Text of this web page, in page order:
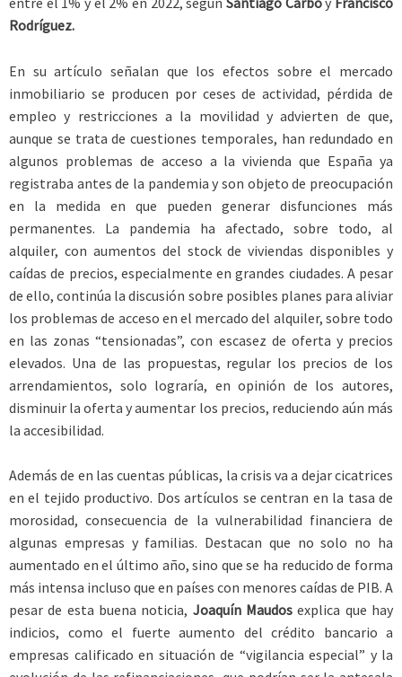
Rodríguez.
En su artículo señalan que los efectos sobre el mercado
inmobiliario se producen por ceses de actividad, pérdida de
empleo y restricciones a la movilidad y advierten de que,
aunque se trata de cuestiones temporales, han redundado en
algunos problemas de acceso a la vivienda que España ya
registraba antes de la pandemia y son objeto de preocupación
en la medida en que pueden generar disfunciones más
permanentes. La pandemia ha afectado, sobre todo, al
alquiler, con aumentos del stock de viviendas disponibles y
caídas de precios, especialmente en grandes ciudades. A pesar
de ello, continúa la discusión sobre posibles planes para aliviar
los problemas de acceso en el mercado del alquiler, sobre todo
en las zonas “tensionadas”, con escasez de oferta y precios
elevados. Una de las propuestas, regular los precios de los
arrendamientos, solo lograría, en opinión de los autores,
disminuir la oferta y aumentar los precios, reduciendo aún más
la accesibilidad.
Además de en las cuentas públicas, la crisis va a dejar cicatrices
en el tejido productivo. Dos artículos se centran en la tasa de
morosidad, consecuencia de la vulnerabilidad financiera de
algunas empresas y familias. Destacan que no solo no ha
aumentado en el último año, sino que se ha reducido de forma
más intensa incluso que en países con menores caídas de PIB. A
pesar de esta buena noticia, Joaquín Maudosexplica que hay
indicios, como el fuerte aumento del crédito bancario a
empresas calificado en situación de “vigilancia especial” y la